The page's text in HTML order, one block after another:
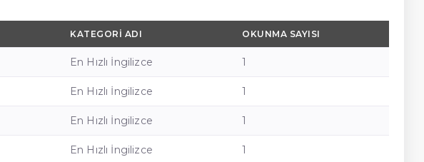
KATEGORI ADI OKUNMA SAYISI
En Hızlı İngilizce 1
En Hızlı İngilizce 1
En Hızlı İngilizce 1
En Hızlı İngilizce 1